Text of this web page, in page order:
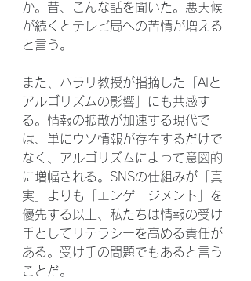
か。昔、こんな話を聞いた。悪天候
が続くとテレビ局への苦情が増える
と言う。
また、ハラリ教授が指摘した「AIと
アルゴリズムの影響」にも共感す
る。情報の拡散が加速する現代で
は、単にウソ情報が存在するだけで
なく、アルゴリズムによって意図的
に増幅される。SNSの仕組みが「真
実」よりも「エンゲージメント」を
優先する以上、私たちは情報の受け
手としてリテラシーを高める責任が
ある。受け手の問題でもあると言う
ことだ。